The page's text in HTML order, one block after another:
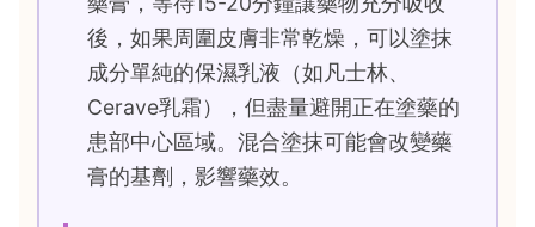
後，如果周圍皮膚非常乾燥，可以塗抹
成分單純的保濕乳液（如凡士林、
Cerave乳霜），但盡量避開正在塗藥的
患部中心區域。混合塗抹可能會改變藥
膏的基劑，影響藥效。